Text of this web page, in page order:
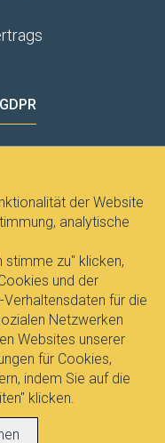
© 2017
der Website
analytische
zu" klicken,
und der
für die
Netzwerken
Websites unserer
für Cookies,
indem Sie auf die
klicken.